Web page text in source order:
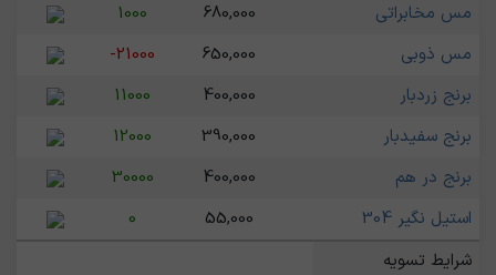
مس مخابراتی
680,000
1000
مس ذوبی
650,000
-21000
برنج زردبار
400,000
11000
برنج سفیدبار
390,000
12000
برنج در هم
400,000
30000
استیل نگیر 304
55,000
0
شرایط تسویه